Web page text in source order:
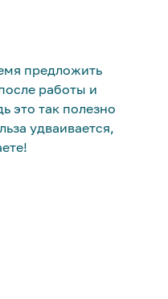
предложить
работы и
это так полезно
удваивается,